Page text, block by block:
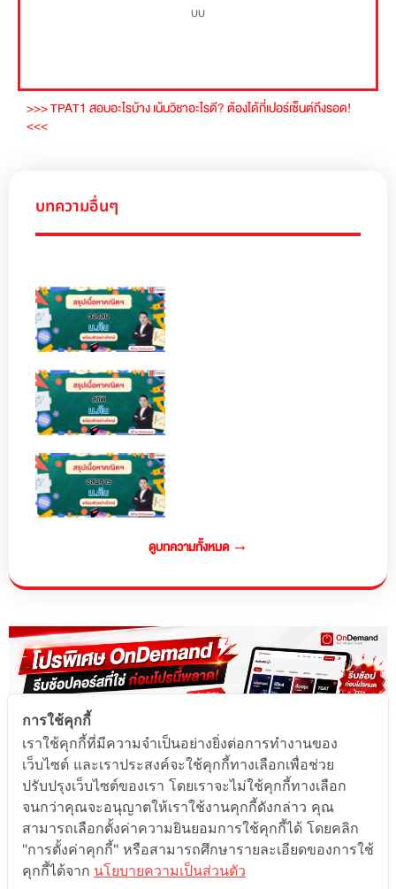
บบ
>>> TPAT1 สอบอะไรบ้าง เน้นวิชาอะไรดี? ต้องได้กี่เปอร์เซ็นต์ถึงรอด!
<<<
บทความอื่นๆ
ดูบทความทั้งหมด →
การใช้คุกกี้
เราใช้คุกกี้ที่มีความจำเป็นอย่างยิ่งต่อการทำงานของ
เว็บไซต์ และเราประสงค์จะใช้คุกกี้ทางเลือกเพื่อช่วย
ปรับปรุงเว็บไซต์ของเรา โดยเราจะไม่ใช้คุกกี้ทางเลือก
จนกว่าคุณจะอนุญาตให้เราใช้งานคุกกี้ดังกล่าว คุณ
สามารถเลือกตั้งค่าความยินยอมการใช้คุกกี้ได้ โดยคลิก
"การตั้งค่าคุกกี้" หรือสามารถศึกษารายละเอียดของการใช้
คุกกี้ได้จาก นโยบายความเป็นส่วนตัว